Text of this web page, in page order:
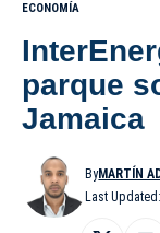
ECONOMÍA
parque
Jamaica
Last
ByMARTÍN